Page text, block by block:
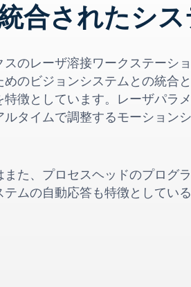
合されたシ
スのレーザ溶接ワークステーシ
めのビジョンシステムとの統合
徴としています。レーザパラ
タイムで調整するモーション
また、プロセスヘッドのプログ
ムの自動応答も特徴としている